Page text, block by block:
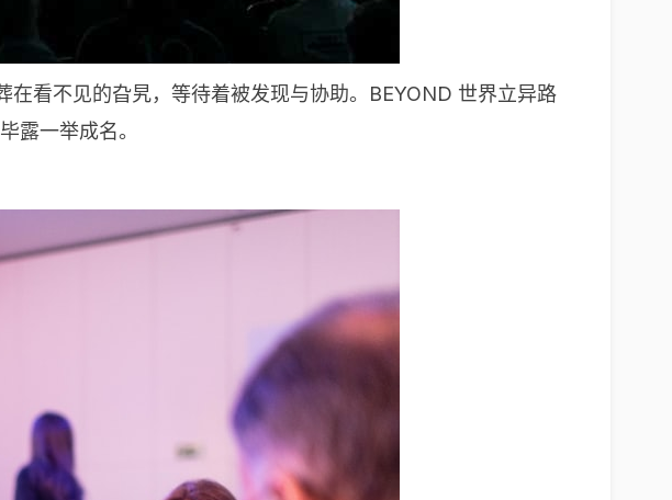
看不见的旮旯，等待着被发现与协助。BEYOND 世界立异路
露一举成名。